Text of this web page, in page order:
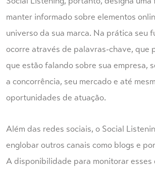
manter informado sobre elementos
universo da sua marca. Na prática seu
ocorre através de palavras-chave, que
que estão falando sobre sua empresa,
a concorrência, seu mercado e até
oportunidades de atuação.
Além das redes sociais, o Social
englobar outros canais como blogs e
A disponibilidade para monitorar esses